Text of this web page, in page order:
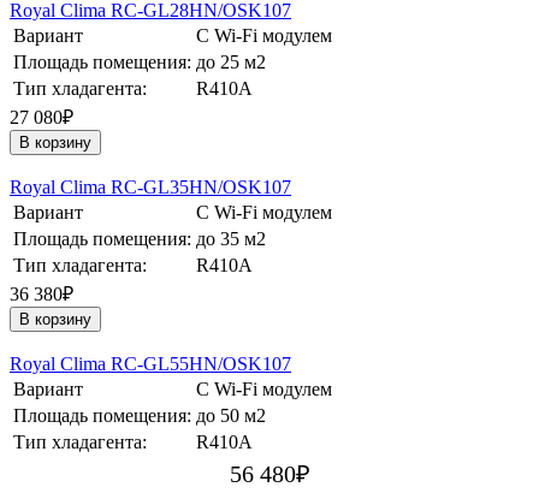
Royal Clima RC-GL28HN/OSK107
Вариант
С Wi-Fi модулем
Площадь помещения: до 25 м2
Тип хладагента:
R410A
27 080₽
В корзину
Royal Clima RC-GL35HN/OSK107
Вариант
С Wi-Fi модулем
Площадь помещения: до 35 м2
Тип хладагента:
R410A
36 380₽
В корзину
Royal Clima RC-GL55HN/OSK107
Вариант
С Wi-Fi модулем
Площадь помещения: до 50 м2
Тип хладагента:
R410A
56 480₽